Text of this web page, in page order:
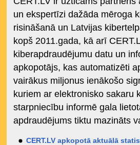
un ekspertīzi dažāda mēroga
risināšanā un Latvijas
kopš 2011.gada, kā arī
kiberapdraudējumu datu un
apkopotājs, kas automatizēti
vairākus miljonus ienākošo
kuriem ar elektronisko sakaru
starpniecību informē gala
apdraudējums tiktu mazināts
CERT.LV apkopotā aktuālā